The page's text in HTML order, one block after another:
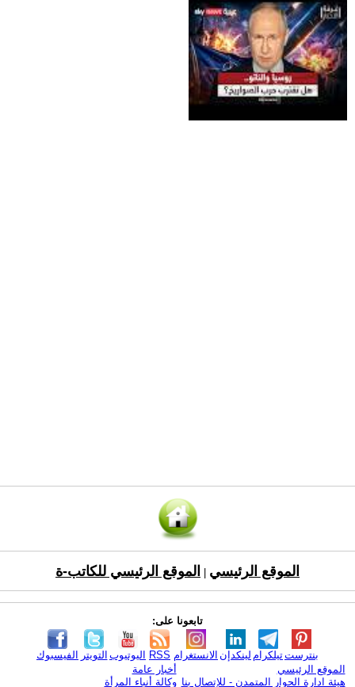
الموقع الرئيسي الموقع الرئيسي للكاتب-ة
تابعونا على:
الفيسبوك التويتر اليوتيوب RSS الانستغرام لينكدإن تيلكرامبنترست
الموقع الرئيسي
هيئة ادارة الحوار المتمدن - للإتصال بنا
أخبار عامة
وكالة أنباء المرأة